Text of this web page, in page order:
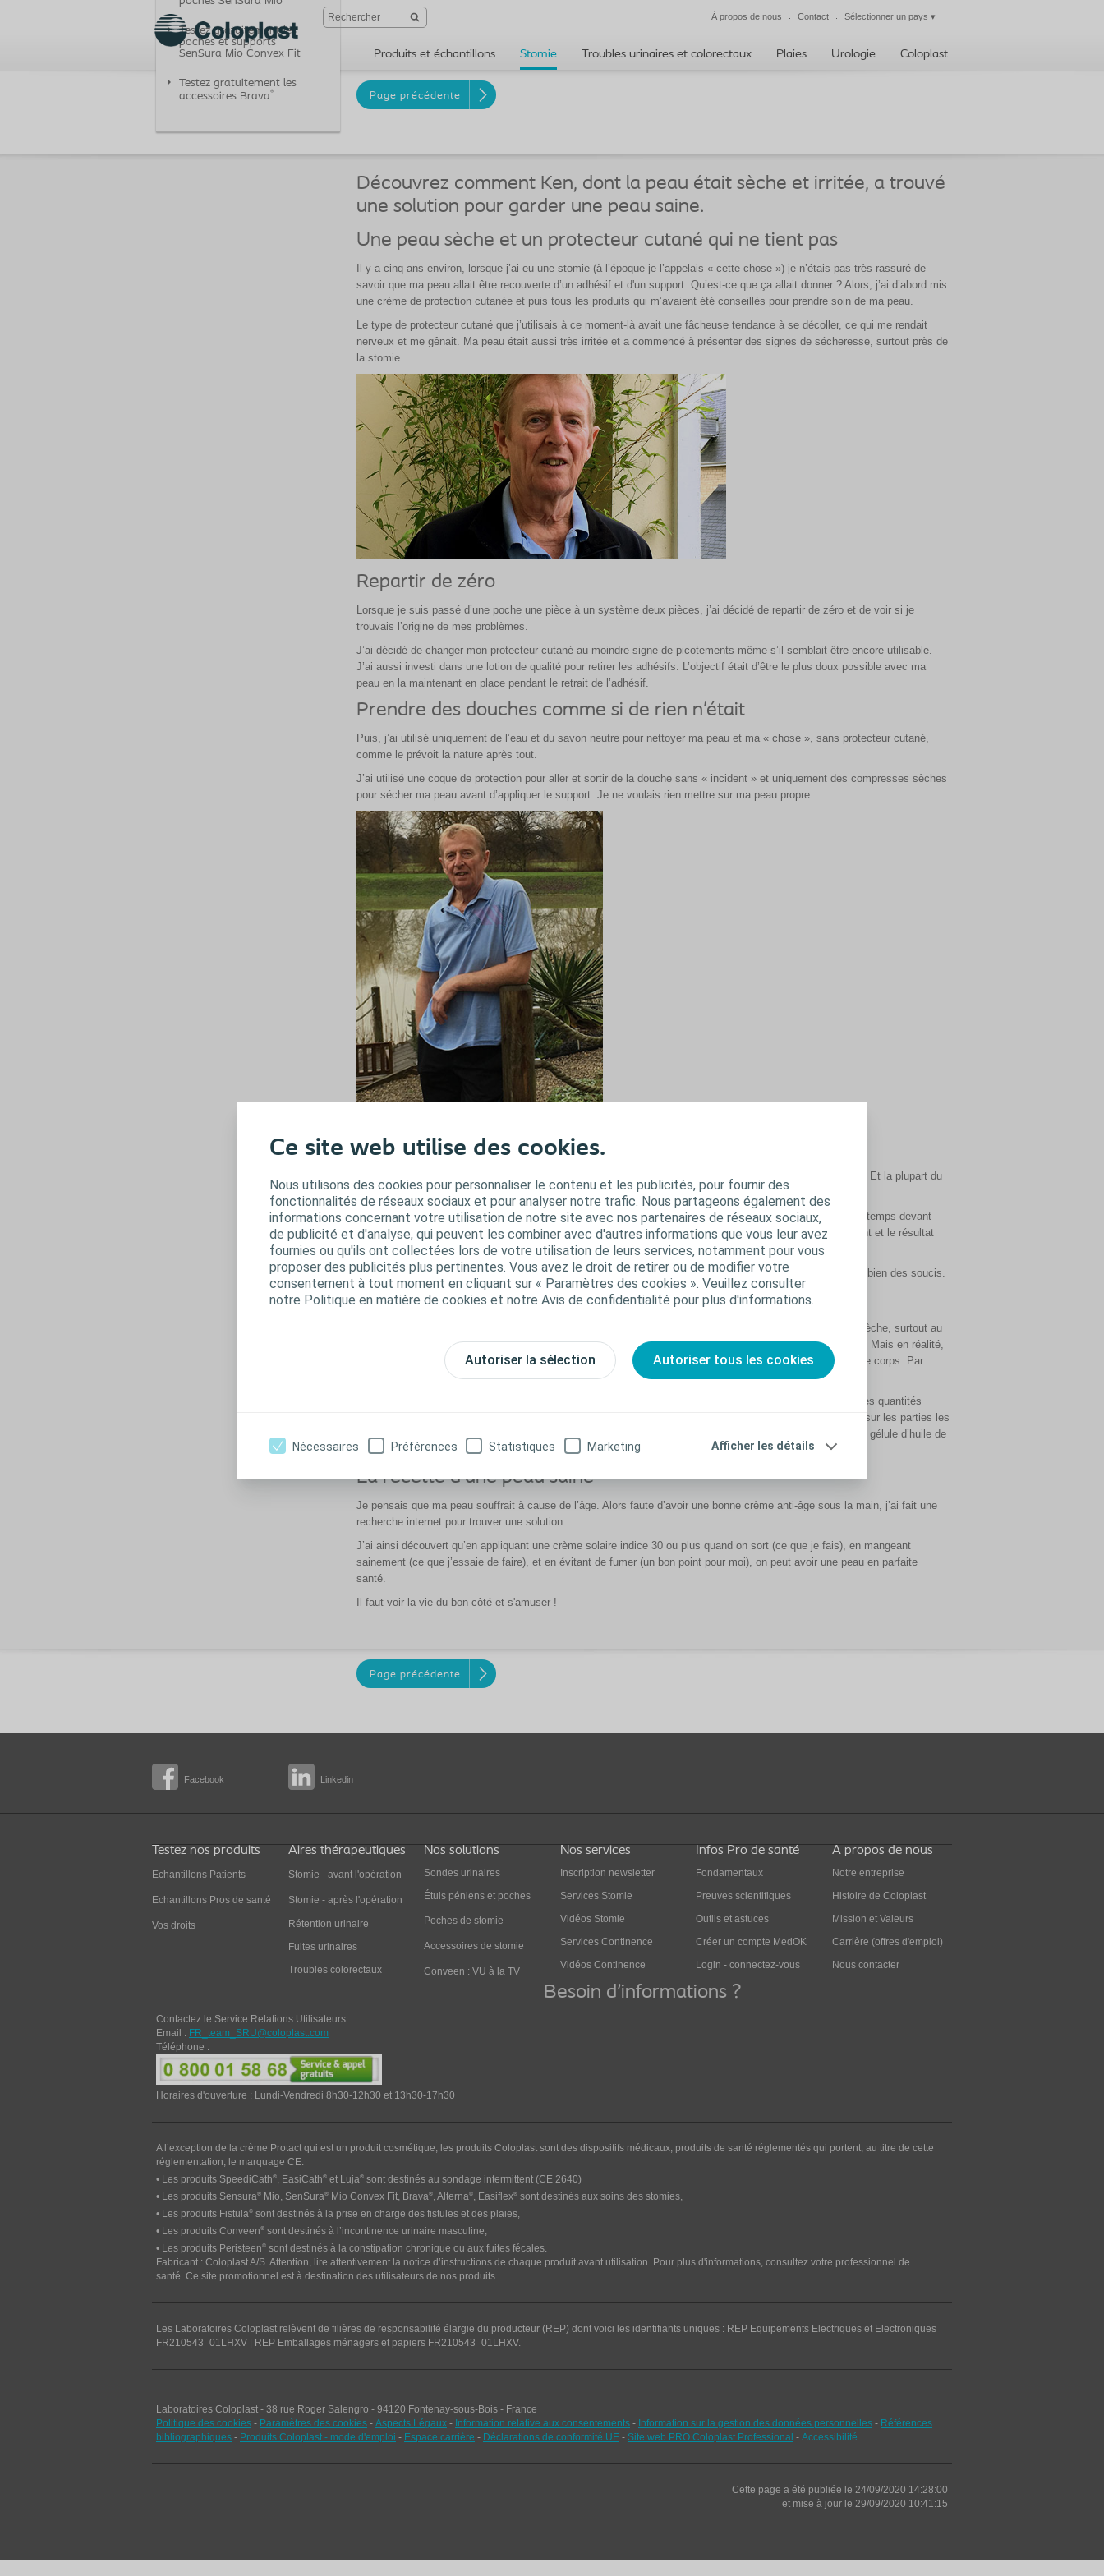
Ce site web utilise des cookies.
Nous utilisons des cookies pour personnaliser le contenu et les publicités, pour fournir des
fonctionnalités de réseaux sociaux et pour analyser notre trafic. Nous partageons également des
informations concernant votre utilisation de notre site avec nos partenaires de réseaux sociaux,
de publicité et d'analyse, qui peuvent les combiner avec d'autres informations que vous leur avez
fournies ou qu'ils ont collectées lors de votre utilisation de leurs services, notamment pour vous
proposer des publicités plus pertinentes. Vous avez le droit de retirer ou de modifier votre
consentement à tout moment en cliquant sur « Paramètres des cookies ». Veuillez consulter
notre Politique en matière de cookies et notre Avis de confidentialité pour plus d'informations.
Autoriser la sélection Autoriser tous les cookies
Nécessaires Préférences Statistiques Marketing Afficher les détails
Fermer
À propos de nous Contact Sélectionner un pays ▾
Produits et échantillons Stomie Troubles urinaires et colorectaux Plaies Urologie Coloplast
Testez gratuitement les
poches et supports
SenSura Mio Convex Fit
Testez gratuitement les
accessoires Brava® Page précédente
Découvrez comment Ken, dont la peau était sèche et irritée, a trouvé
une solution pour garder une peau saine.
Une peau sèche et un protecteur cutané qui ne tient pas
Il y a cinq ans environ, lorsque j’ai eu une stomie (à l’époque je l’appelais « cette chose ») je n’étais pas très rassuré de
savoir que ma peau allait être recouverte d’un adhésif et d'un support. Qu’est-ce que ça allait donner ? Alors, j’ai d’abord mis
une crème de protection cutanée et puis tous les produits qui m’avaient été conseillés pour prendre soin de ma peau.
Le type de protecteur cutané que j’utilisais à ce moment-là avait une fâcheuse tendance à se décoller, ce qui me rendait
nerveux et me gênait. Ma peau était aussi très irritée et a commencé à présenter des signes de sécheresse, surtout près de
la stomie.
Repartir de zéro
Lorsque je suis passé d’une poche une pièce à un système deux pièces, j’ai décidé de repartir de zéro et de voir si je
trouvais l’origine de mes problèmes.
J’ai décidé de changer mon protecteur cutané au moindre signe de picotements même s’il semblait être encore utilisable.
J’ai aussi investi dans une lotion de qualité pour retirer les adhésifs. L’objectif était d’être le plus doux possible avec ma
peau en la maintenant en place pendant le retrait de l’adhésif.
Prendre des douches comme si de rien n’était
Puis, j’ai utilisé uniquement de l’eau et du savon neutre pour nettoyer ma peau et ma « chose », sans protecteur cutané,
comme le prévoit la nature après tout.
J’ai utilisé une coque de protection pour aller et sortir de la douche sans « incident » et uniquement des compresses sèches
pour sécher ma peau avant d’appliquer le support. Je ne voulais rien mettre sur ma peau propre.
Résultat : aucun problème
Ce régime sec a permis à ma peau de cicatriser et depuis tout roule, mon protecteur cutané fait son boulot. Et la plupart du
temps, si aujourd’hui un décollement survient, c’est dû à une mauvaise manipulation de ma part.
Si j’ai gardé le même protecteur cutané trop longtemps, c’est avant tout parce que je n’avais pas assez de temps devant
moi. Depuis deux ans maintenant, je continue de prendre soin de la peau autour de ma stomie naturellement et le résultat
est plutôt satisfaisant.
Je crois que chaque type de peau est différent. En tout cas, pour moi cette formule a fonctionné et m’évite bien des soucis.
Comment éviter la peau de crocodile ?
L’un de mes principaux problèmes depuis que cette « chose » est arrivée dans ma vie est d’avoir la peau sèche, surtout au
niveau du visage et des jambes. Je mets souvent ça sur le compte d’un manque d’hydratation de ma peau. Mais en réalité,
nous, les personnes stomisées, ne pouvons pas compter sur l’eau absorbée par le côlon pour hydrater notre corps. Par
conséquent, nous nous déshydratons cruellement.
On m’a conseillé de boire entre deux litres et demi et trois litres d’eau par jour. J’y arrive en buvant de petites quantités
plusieurs fois par jour. Et effectivement, lorsque je bois suffisamment, et que j’utilise une lotion hydratante sur les parties les
plus sèches de mon corps, en dehors de la stomie, ma peau retrouve son état normal. Je prends aussi une gélule d’huile de
poisson riche en oméga 3 chaque jour.
La recette d’une peau saine
Je pensais que ma peau souffrait à cause de l’âge. Alors faute d’avoir une bonne crème anti-âge sous la main, j’ai fait une
recherche internet pour trouver une solution.
J’ai ainsi découvert qu’en appliquant une crème solaire indice 30 ou plus quand on sort (ce que je fais), en mangeant
sainement (ce que j’essaie de faire), et en évitant de fumer (un bon point pour moi), on peut avoir une peau en parfaite
santé.
Il faut voir la vie du bon côté et s'amuser !
Page précédente
Facebook Linkedin
Testez nos produits
Echantillons Patients
Echantillons Pros de santé
Vos droits
Aires thérapeutiques
Stomie - avant l'opération
Stomie - après l'opération
Rétention urinaire
Fuites urinaires
Troubles colorectaux
Nos solutions
Sondes urinaires
Étuis péniens et poches
Poches de stomie
Accessoires de stomie
Conveen : VU à la TV
Nos services
Inscription newsletter
Services Stomie
Vidéos Stomie
Services Continence
Vidéos Continence
Infos Pro de santé
Fondamentaux
Preuves scientifiques
Outils et astuces
Créer un compte MedOK
Login - connectez-vous
A propos de nous
Notre entreprise
Histoire de Coloplast
Mission et Valeurs
Carrière (offres d'emploi)
Nous contacter
Besoin d'informations ?
Contactez le Service Relations Utilisateurs
Email : FR_team_SRU@coloplast.com
Téléphone :
Horaires d'ouverture : Lundi-Vendredi 8h30-12h30 et 13h30-17h30
A l’exception de la crème Protact qui est un produit cosmétique, les produits Coloplast sont des dispositifs médicaux, produits de santé réglementés qui portent, au titre de cette
réglementation, le marquage CE.
• Les produits SpeediCath®, EasiCath® et Luja® sont destinés au sondage intermittent (CE 2640)
• Les produits Sensura® Mio, SenSura® Mio Convex Fit, Brava®, Alterna®, Easiflex® sont destinés aux soins des stomies,
• Les produits Fistula® sont destinés à la prise en charge des fistules et des plaies,
• Les produits Conveen® sont destinés à l’incontinence urinaire masculine,
• Les produits Peristeen® sont destinés à la constipation chronique ou aux fuites fécales.
Fabricant : Coloplast A/S. Attention, lire attentivement la notice d’instructions de chaque produit avant utilisation. Pour plus d'informations, consultez votre professionnel de
santé. Ce site promotionnel est à destination des utilisateurs de nos produits.
Les Laboratoires Coloplast relèvent de filières de responsabilité élargie du producteur (REP) dont voici les identifiants uniques : REP Equipements Electriques et Electroniques
FR210543_01LHXV | REP Emballages ménagers et papiers FR210543_01LHXV.
Laboratoires Coloplast - 38 rue Roger Salengro - 94120 Fontenay-sous-Bois - France
Politique des cookies - Paramètres des cookies - Aspects Légaux - Information relative aux consentements - Information sur la gestion des données personnelles - Références
bibliographiques - Produits Coloplast - mode d'emploi - Espace carrière - Déclarations de conformité UE - Site web PRO Coloplast Professional - Accessibilité
Cette page a été publiée le 24/09/2020 14:28:00
et mise à jour le 29/09/2020 10:41:15